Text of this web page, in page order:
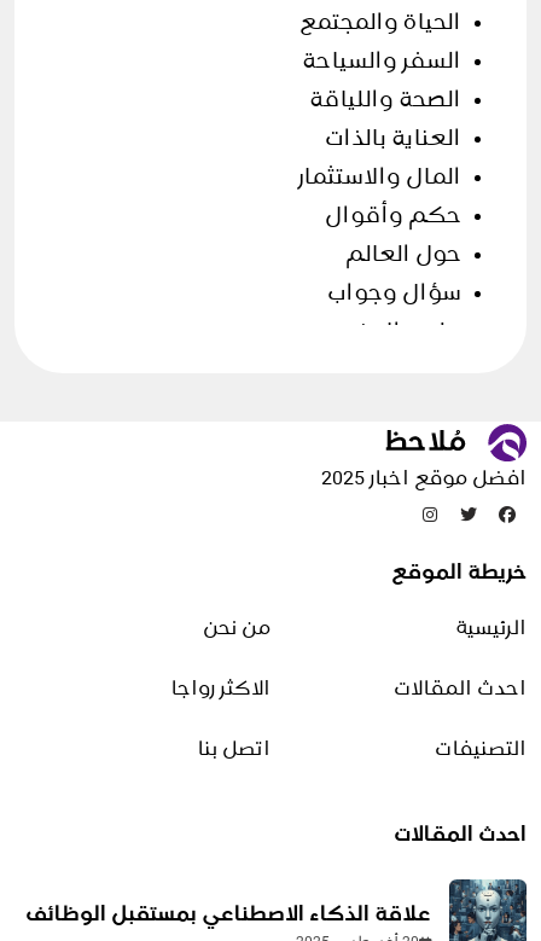
الحياة والمجتمع
السفر والسياحة
الصحة واللياقة
العناية بالذات
المال والاستثمار
حكم وأقوال
حول العالم
سؤال وجواب
علوم الارض
مقالات منوعة
تدوينات عشوائية
الفروقات في نمط الحياة
19 أغسطس، 2025
افضل موقع اخبار 2025
خريطة الموقع
الرئيسية من نحن
احدث المقالات الاكثر رواجا
التصنيفات اتصل بنا
احدث المقالات
علاقة الذكاء الاصطناعي بمستقبل الوظائف